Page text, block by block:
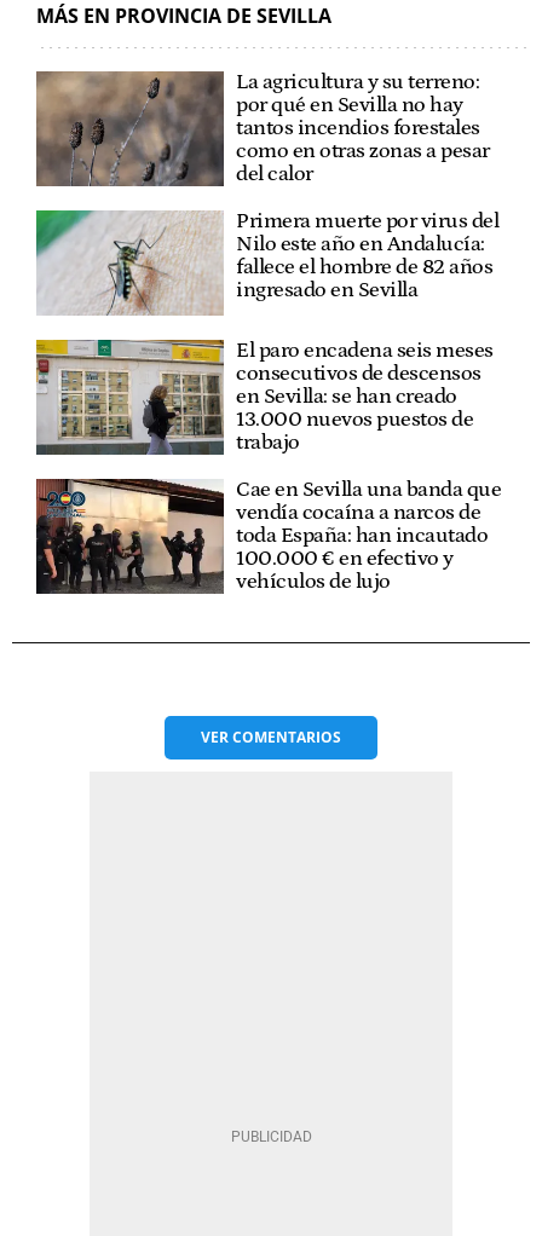
MÁS EN PROVINCIA DE SEVILLA
La agricultura y su terreno:
por qué en Sevilla no hay
tantos incendios forestales
como en otras zonas a pesar
del calor
Primera muerte por virus del
Nilo este año en Andalucía:
fallece el hombre de 82 años
ingresado en Sevilla
El paro encadena seis meses
consecutivos de descensos
en Sevilla: se han creado
13.000 nuevos puestos de
trabajo
Cae en Sevilla una banda que
vendía cocaína a narcos de
toda España: han incautado
100.000 € en efectivo y
vehículos de lujo
VERCOMENTARIOS